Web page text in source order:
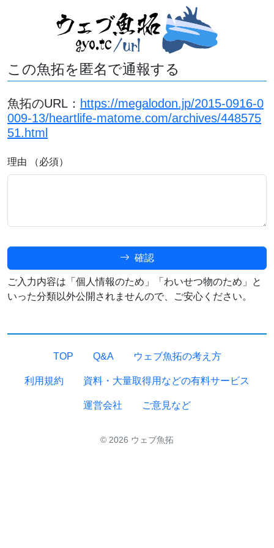
この魚拓を匿名で通報する
魚拓のURL： https://megalodon.jp/2015-0916-0
009-13/heartlife-matome.com/archives/448575
51.html
理由 （必須）
確認
ご入力内容は「個人情報のため」「わいせつ物のため」と
いった分類以外公開されませんので、ご安心ください。
TOP Q&A ウェブ魚拓の考え方
利用規約 資料・大量取得用などの有料サービス
運営会社 ご意見など
© 2026 ウェブ魚拓